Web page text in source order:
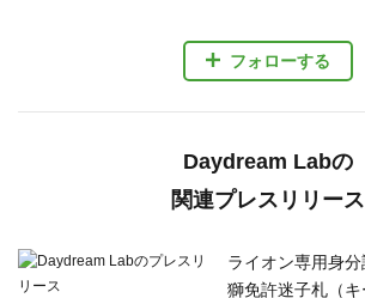
フォローする
Daydream Labの
関連プレスリリース
ライオン専用身
獅免許迷子札（